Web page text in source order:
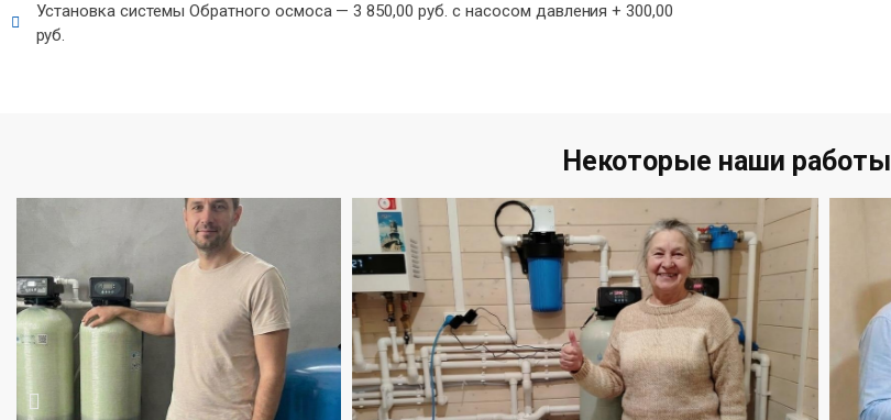
Установка системы Обратного осмоса — 3 850,00 руб. с насосом давления + 300,00
руб.
Некоторые наши работы​